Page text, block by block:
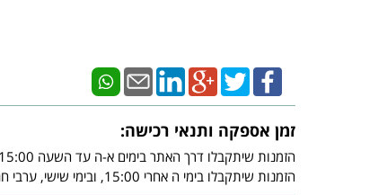
זמן אספקה ותנאי רכישה:
הזמנות שיתקבלו דרך האתר בימים א-ה עד השעה 15:00 יסופקו עד - 3 ימי עסקים מיום אישור חברת האשראי.
הזמנות שיתקבלו בימי ה אחרי 15:00, ובימי שישי, ערבי חג וחג, יסופקו עד - 3 ימי עסקים שלאחר צאת השבת ו/או צאת החג ובכפוף לאישור חברת האשראי.